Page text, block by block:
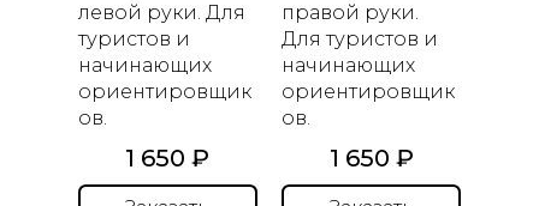
левой руки. Для
туристов и
начинающих
ориентировщик
ов.
1 650 ₽
правой руки.
Для туристов и
начинающих
ориентировщик
ов.
1 650 ₽